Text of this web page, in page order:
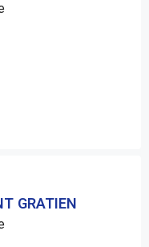
GRATIEN